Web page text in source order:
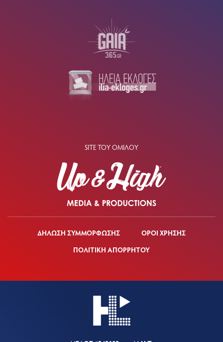
SITE ΤΟΥ ΟΜΙΛΟΥ
ΔΗΛΩΣΗ ΣΥΜΜΟΡΦΩΣΗΣ
ΟΡΟΙ ΧΡΗΣΗΣ
ΠΟΛΙΤΙΚΗ ΑΠΟΡΡΗΤΟΥ